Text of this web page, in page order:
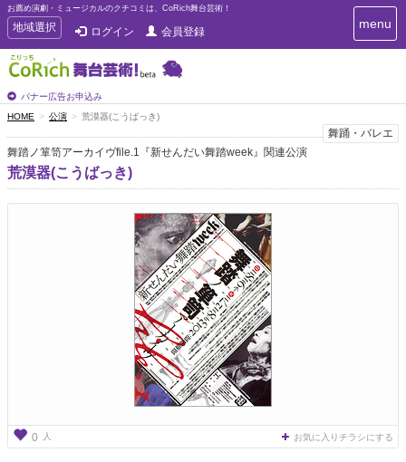
お薦め演劇・ミュージカルのクチコミは、CoRich舞台芸術！
T
o
g
g
e
n
a
v
i
g
地域選択 ログイン 会員登録
バナー広告お申込み
T
o
n
i
g
menu
HOME 公演 荒漠器(こうばっき)
舞踊・バレエ
舞踏ノ箪笥アーカイヴfile.1『新せんだい舞踏week』関連公演
荒漠器(こうばっき)
0 人 お気に入りチラシにする